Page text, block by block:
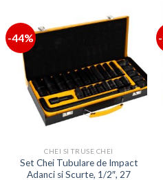
-44%
CHEI SI TRUSE CHEI
Set Chei Tubulare de Impact
Adanci si Scurte, 1/2″, 27